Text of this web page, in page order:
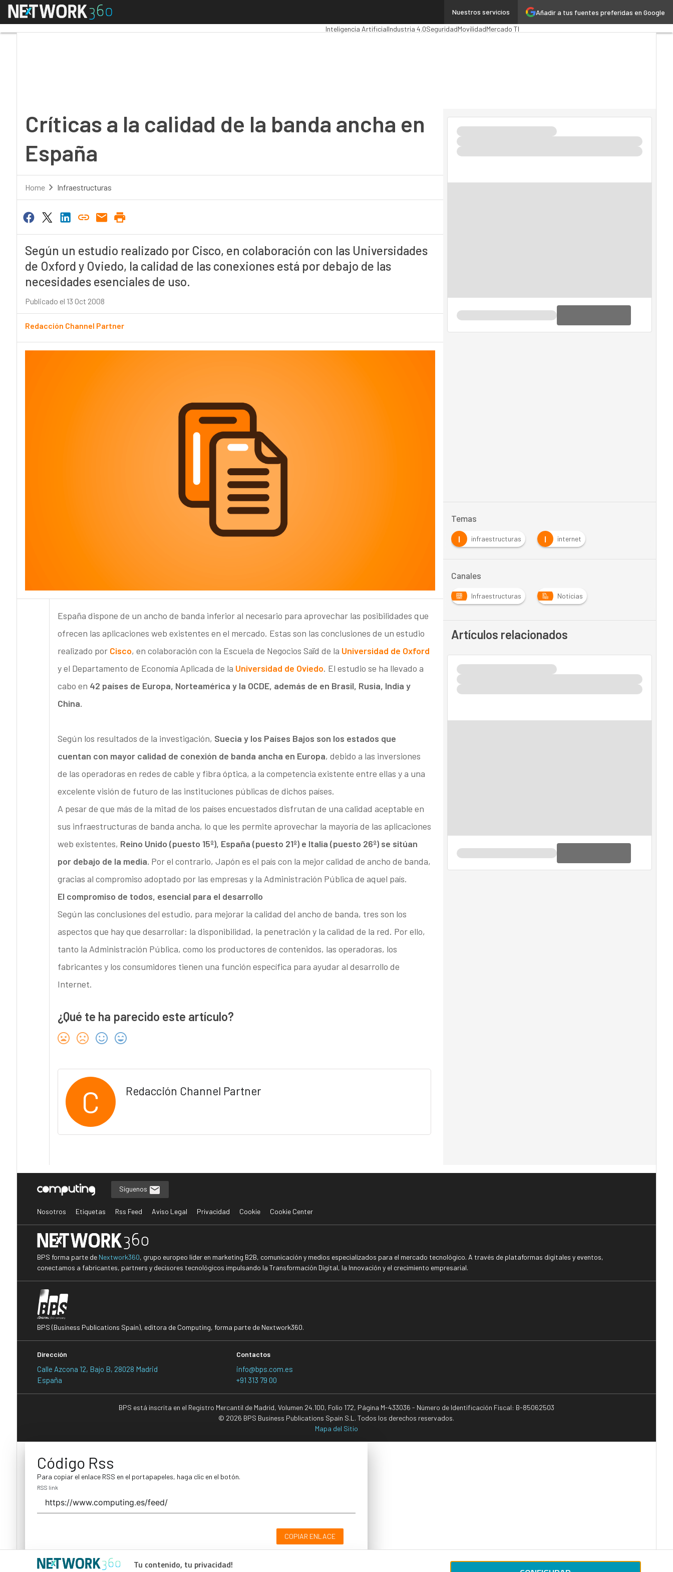
Añadir a tus fuentes preferidas en Google
Nuestros servicios
Menú Administración PúblicaMarTechCloud
Inteligencia ArtificialIndustria 4.0SeguridadMovilidadMercado TI
Críticas a la calidad de la banda ancha en
España
Home Infraestructuras
Según un estudio realizado por Cisco, en colaboración con las Universidades
de Oxford y Oviedo, la calidad de las conexiones está por debajo de las
necesidades esenciales de uso.
Publicado el 13 Oct 2008
Redacción Channel Partner
España dispone de un ancho de banda inferior al necesario para aprovechar las posibilidades que
ofrecen las aplicaciones web existentes en el mercado. Estas son las conclusiones de un estudio
realizado por Cisco, en colaboración con la Escuela de Negocios Saïd de la Universidad de Oxford
y el Departamento de Economía Aplicada de la Universidad de Oviedo. El estudio se ha llevado a
cabo en 42 países de Europa, Norteamérica y la OCDE, además de en Brasil, Rusia, India y
China.
Según los resultados de la investigación, Suecia y los Países Bajos son los estados que
cuentan con mayor calidad de conexión de banda ancha en Europa, debido a las inversiones
de las operadoras en redes de cable y fibra óptica, a la competencia existente entre ellas y a una
excelente visión de futuro de las instituciones públicas de dichos países.
A pesar de que más de la mitad de los países encuestados disfrutan de una calidad aceptable en
sus infraestructuras de banda ancha, lo que les permite aprovechar la mayoría de las aplicaciones
web existentes, Reino Unido (puesto 15º), España (puesto 21º) e Italia (puesto 26º) se sitúan
por debajo de la media. Por el contrario, Japón es el país con la mejor calidad de ancho de banda,
gracias al compromiso adoptado por las empresas y la Administración Pública de aquel país.
El compromiso de todos, esencial para el desarrollo
Según las conclusiones del estudio, para mejorar la calidad del ancho de banda, tres son los
aspectos que hay que desarrollar: la disponibilidad, la penetración y la calidad de la red. Por ello,
tanto la Administración Pública, como los productores de contenidos, las operadoras, los
fabricantes y los consumidores tienen una función específica para ayudar al desarrollo de
Internet.
¿Qué te ha parecido este artículo?
C Redacción Channel Partner
Temas
I
infraestructuras I internet
Canales
Infraestructuras Noticias
Artículos relacionados
Tu contenido, tu privacidad!
Síguenos
Nosotros Etiquetas Rss Feed Aviso Legal Privacidad Cookie Cookie Center
BPS forma parte de Nextwork360, grupo europeo líder en marketing B2B, comunicación y medios especializados para el mercado tecnológico. A través de plataformas digitales y eventos,
conectamos a fabricantes, partners y decisores tecnológicos impulsando la Transformación Digital, la Innovación y el crecimiento empresarial.
BPS (Business Publications Spain), editora de Computing, forma parte de Nextwork360.
Dirección
Calle Azcona 12, Bajo B, 28028 Madrid
España
Contactos
info@bps.com.es
+91 313 79 00
BPS está inscrita en el Registro Mercantil de Madrid, Volumen 24.100, Folio 172, Página M-433036 - Número de Identificación Fiscal: B-85062503
© 2026 BPS Business Publications Spain S.L. Todos los derechos reservados.
Mapa del Sitio
Código Rss
Para copiar el enlace RSS en el portapapeles, haga clic en el botón.
RSS link
COPIAR ENLACE